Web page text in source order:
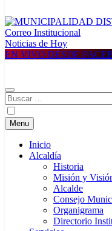
MUNICIPALIDAD
Construyendo una nueva
Correo Institucional
Noticias de Hoy
EN VIVO DESDE
Buscar:
Menu
Inicio
Alcaldía
Historia
Misión y
Alcalde
Consejo
Organigrama
Directorio